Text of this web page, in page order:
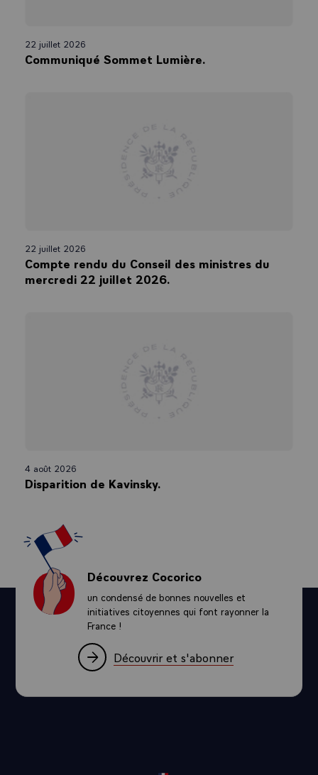
22 juillet 2026
Communiqué Sommet Lumière.
22 juillet 2026
Compte rendu du Conseil des ministres du
mercredi 22 juillet 2026.
4 août 2026
Disparition de Kavinsky.
Découvrez Cocorico
un condensé de bonnes nouvelles et
initiatives citoyennes qui font rayonner la
France !
Découvrir et s'abonner